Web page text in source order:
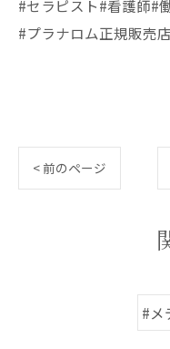
#セラピスト#看護師#
#プラナロム正規販売店
< 前のページ
#メ